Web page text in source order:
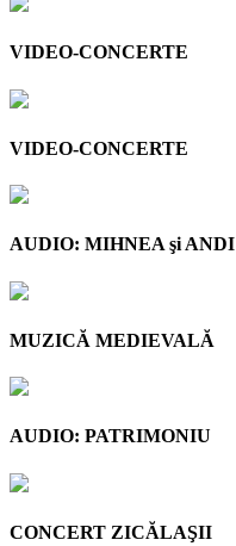
VIDEO-CONCERTE
VIDEO-CONCERTE
AUDIO: MIHNEA şi ANDI
MUZICĂ MEDIEVALĂ
AUDIO: PATRIMONIU
CONCERT ZICĂLAŞII